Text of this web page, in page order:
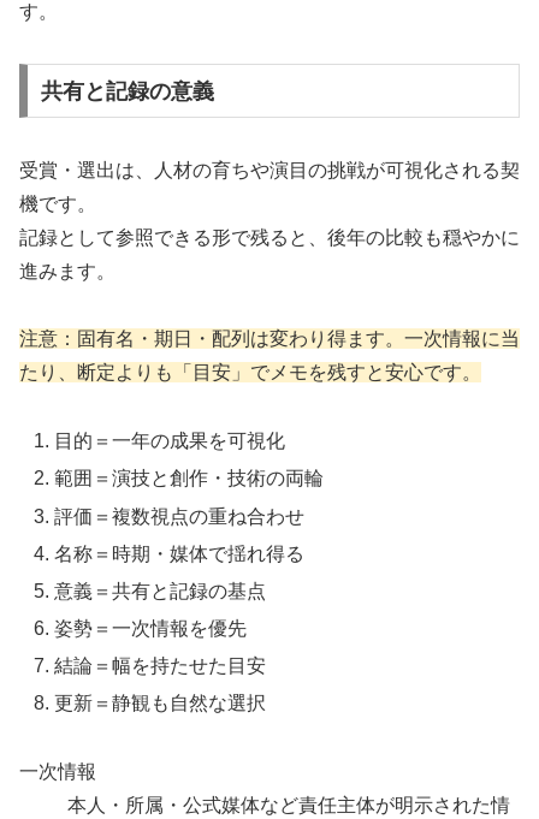
す。
共有と記録の意義
受賞・選出は、人材の育ちや演目の挑戦が可視化される契
機です。
記録として参照できる形で残ると、後年の比較も穏やかに
進みます。
注意：固有名・期日・配列は変わり得ます。一次情報に当
たり、断定よりも「目安」でメモを残すと安心です。
目的＝一年の成果を可視化
範囲＝演技と創作・技術の両輪
評価＝複数視点の重ね合わせ
名称＝時期・媒体で揺れ得る
意義＝共有と記録の基点
姿勢＝一次情報を優先
結論＝幅を持たせた目安
更新＝静観も自然な選択
一次情報
本人・所属・公式媒体など責任主体が明示された情